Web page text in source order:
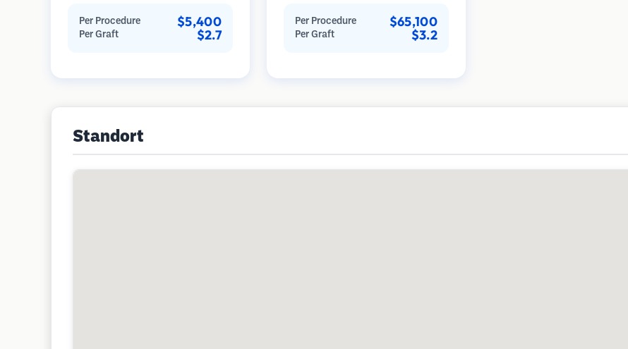
werden dann in die
Empfängerbereiche in kahlen Zonen
Per Procedure $5,400
Per Graft $2.7
Kontrolle über Tiefe, Richtung und
Winkel der implantierten Haare und
Per Procedure $65,100
Per Graft $3.2
Standort